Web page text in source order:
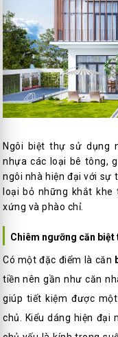
Ngôi biệt thự sử dụng
nhựa các loại bê tông,
ngôi nhà hiện đại với sự
loại bỏ những khắt
xứng và phào chỉ.
Chiêm ngưỡng căn
Có một đặc điểm là căn
tiền nên gần như căn
giúp tiết kiệm được
chủ. Kiểu dáng hiện đại